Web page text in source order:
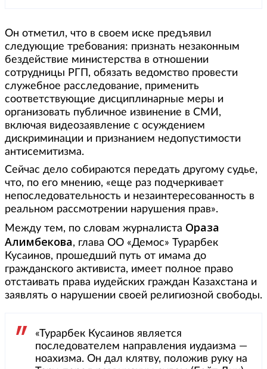
Он отметил, что в своем иске предъявил
следующие требования: признать незаконным
бездействие министерства в отношении
сотрудницы РГП, обязать ведомство провести
служебное расследование, применить
соответствующие дисциплинарные меры и
организовать публичное извинение в СМИ,
включая видеозаявление с осуждением
дискриминации и признанием недопустимости
антисемитизма.
Сейчас дело собираются передать другому судье,
что, по его мнению, «еще раз подчеркивает
непоследовательность и незаинтересованность в
реальном рассмотрении нарушения прав».
Между тем, по словам журналиста Ораза
Алимбекова, глава ОО «Демос» Турарбек
Кусаинов, прошедший путь от имама до
гражданского активиста, имеет полное право
отстаивать права иудейских граждан Казахстана и
заявлять о нарушении своей религиозной свободы.
«Турарбек Кусаинов является
последователем направления иудаизма —
ноахизма. Он дал клятву, положив руку на